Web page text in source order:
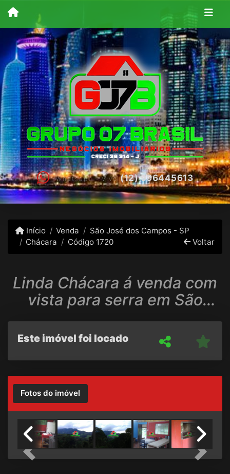
Whatsapp - Vivo(12) 996445613
Início Venda
São José dos Campos - SP
Chácara
Código 1720 Voltar
Linda Chácara á venda com
vista para serra em São
Francisco Xavier
Este imóvel foi locado
Fotos do imóvel
Previous Next